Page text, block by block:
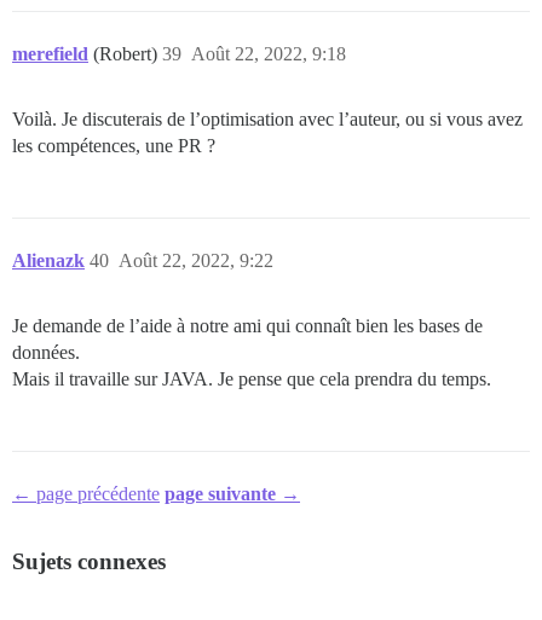
merefield (Robert) Août 22, 2022, 9:18
39
Voilà. Je discuterais de l’optimisation avec l’auteur, ou si vous avez
les compétences, une PR ?
Alienazk Août 22, 2022, 9:22
40
Je demande de l’aide à notre ami qui connaît bien les bases de
données.
Mais il travaille sur JAVA. Je pense que cela prendra du temps.
← page précédente page suivante →
Sujets connexes